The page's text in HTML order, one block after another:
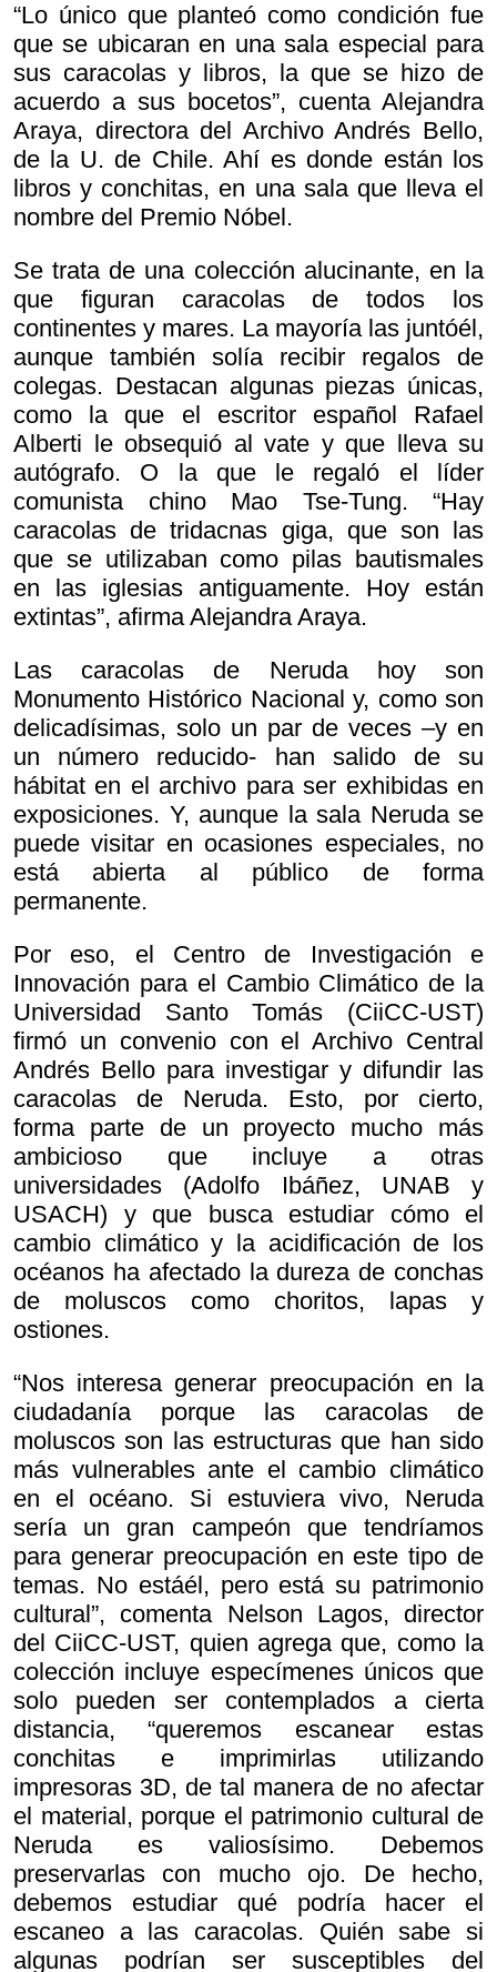
“Lo único que planteó como condición fue
que se ubicaran en una sala especial para
sus caracolas y libros, la que se hizo de
acuerdo a sus bocetos”, cuenta Alejandra
Araya, directora del Archivo Andrés Bello,
de la U. de Chile. Ahí es donde están los
libros y conchitas, en una sala que lleva el
nombre del Premio Nóbel.
Se trata de una colección alucinante, en la
que figuran caracolas de todos los
continentes y mares. La mayoría las juntóél,
aunque también solía recibir regalos de
colegas. Destacan algunas piezas únicas,
como la que el escritor español Rafael
Alberti le obsequió al vate y que lleva su
autógrafo. O la que le regaló el líder
comunista chino Mao Tse-Tung. “Hay
caracolas de tridacnas giga, que son las
que se utilizaban como pilas bautismales
en las iglesias antiguamente. Hoy están
extintas”, afirma Alejandra Araya.
Las caracolas de Neruda hoy son
Monumento Histórico Nacional y, como son
delicadísimas, solo un par de veces –y en
un número reducido- han salido de su
hábitat en el archivo para ser exhibidas en
exposiciones. Y, aunque la sala Neruda se
puede visitar en ocasiones especiales, no
está abierta al público de forma
permanente.
Por eso, el Centro de Investigación e
Innovación para el Cambio Climático de la
Universidad Santo Tomás (CiiCC-UST)
firmó un convenio con el Archivo Central
Andrés Bello para investigar y difundir las
caracolas de Neruda. Esto, por cierto,
forma parte de un proyecto mucho más
ambicioso que incluye a otras
universidades (Adolfo Ibáñez, UNAB y
USACH) y que busca estudiar cómo el
cambio climático y la acidificación de los
océanos ha afectado la dureza de conchas
de moluscos como choritos, lapas y
ostiones.
“Nos interesa generar preocupación en la
ciudadanía porque las caracolas de
moluscos son las estructuras que han sido
más vulnerables ante el cambio climático
en el océano. Si estuviera vivo, Neruda
sería un gran campeón que tendríamos
para generar preocupación en este tipo de
temas. No estáél, pero está su patrimonio
cultural”, comenta Nelson Lagos, director
del CiiCC-UST, quien agrega que, como la
colección incluye especímenes únicos que
solo pueden ser contemplados a cierta
distancia, “queremos escanear estas
conchitas e imprimirlas utilizando
impresoras 3D, de tal manera de no afectar
el material, porque el patrimonio cultural de
Neruda es valiosísimo. Debemos
preservarlas con mucho ojo. De hecho,
debemos estudiar qué podría hacer el
escaneo a las caracolas. Quién sabe si
algunas podrían ser susceptibles del